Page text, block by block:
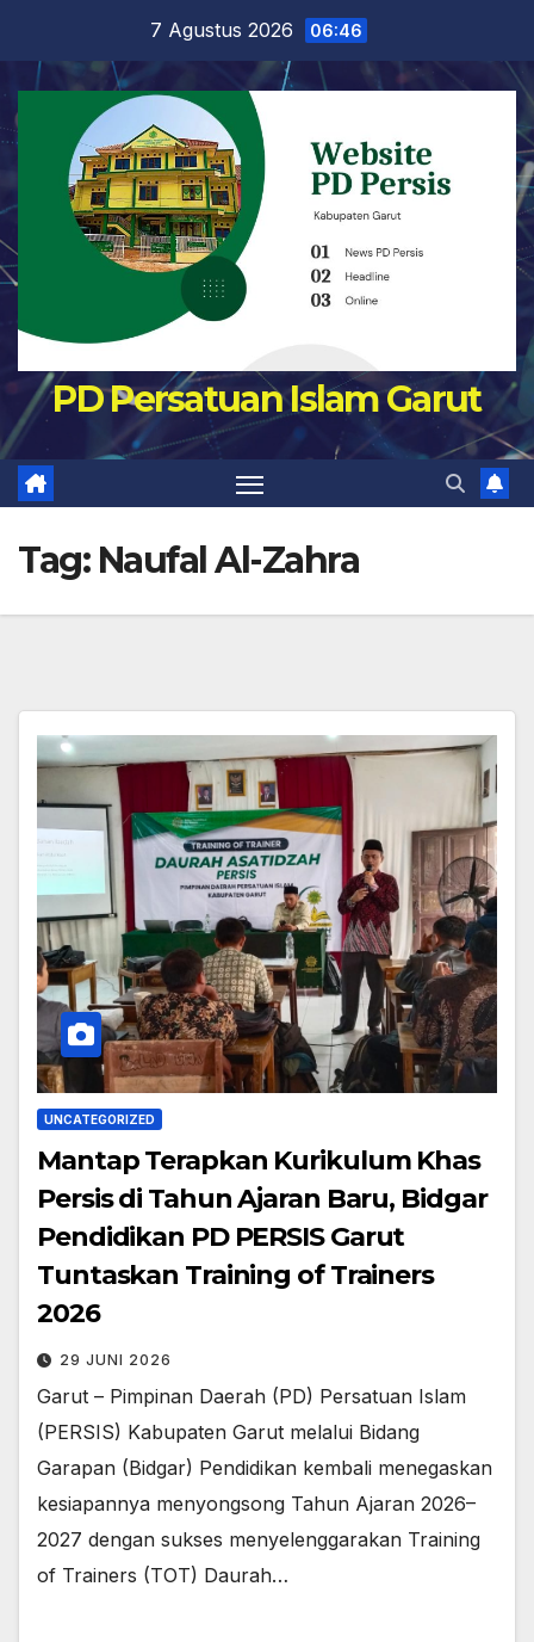
content
7 Agustus 2026 06:46
PD Persatuan Islam Garut
Tag: Naufal Al-Zahra
UNCATEGORIZED
Mantap Terapkan Kurikulum Khas
Persis di Tahun Ajaran Baru, Bidgar
Pendidikan PD PERSIS Garut
Tuntaskan Training of Trainers
2026
29 JUNI 2026
Garut – Pimpinan Daerah (PD) Persatuan Islam
(PERSIS) Kabupaten Garut melalui Bidang
Garapan (Bidgar) Pendidikan kembali menegaskan
kesiapannya menyongsong Tahun Ajaran 2026–
2027 dengan sukses menyelenggarakan Training
of Trainers (TOT) Daurah…